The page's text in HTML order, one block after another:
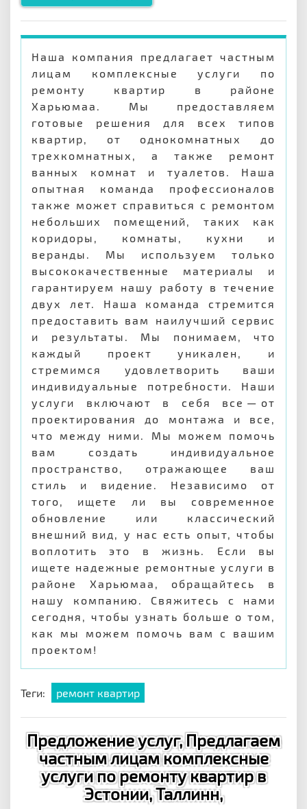
Наша компания предлагает частным
лицам комплексные услуги по
ремонту квартир в районе
Харьюмаа. Мы предоставляем
готовые решения для всех типов
квартир, от однокомнатных до
трехкомнатных, а также ремонт
ванных комнат и туалетов. Наша
опытная команда профессионалов
также может справиться с ремонтом
небольших помещений, таких как
коридоры, комнаты, кухни и
веранды. Мы используем только
высококачественные материалы и
гарантируем нашу работу в течение
двух лет. Наша команда стремится
предоставить вам наилучший сервис
и результаты. Мы понимаем, что
каждый проект уникален, и
стремимся удовлетворить ваши
индивидуальные потребности. Наши
услуги включают в себя все — от
проектирования до монтажа и все,
что между ними. Мы можем помочь
вам создать индивидуальное
пространство, отражающее ваш
стиль и видение. Независимо от
того, ищете ли вы современное
обновление или классический
внешний вид, у нас есть опыт, чтобы
воплотить это в жизнь. Если вы
ищете надежные ремонтные услуги в
районе Харьюмаа, обращайтесь в
нашу компанию. Свяжитесь с нами
сегодня, чтобы узнать больше о том,
как мы можем помочь вам с вашим
проектом!
Теги: ремонт квартир
Предложение услуг, Предлагаем
частным лицам комплексные
услуги по ремонту квартир в
Эстонии, Таллинн,